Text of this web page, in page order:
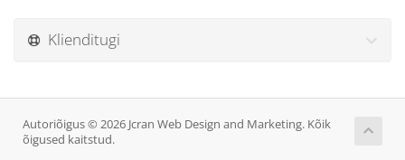
Klienditugi
Autoriõigus © 2026 Jcran Web Design and Marketing. Kõik
õigused kaitstud.